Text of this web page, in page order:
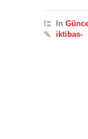
In
iktibas-